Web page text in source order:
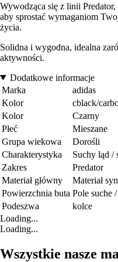
Wywodząca się z linii Predator,
aby sprostać wymaganiom
życia.
Solidna i wygodna, idealna
aktywności.
Dodatkowe informacje
Marka
adidas
Kolor
cblack/
Kolor
Czarny
Płeć
Mieszane
Grupa wiekowa
Dorośli
Charakterystyka
Suchy ląd /
Zakres
Predator
Materiał główny
Materiał
Powierzchnia buta Pole suche
Podeszwa
kolce
Loading...
Loading...
Wszystkie nasze